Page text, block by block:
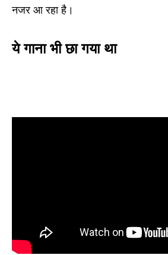
नजर आ रहा है।
ये गाना भी छा गया था